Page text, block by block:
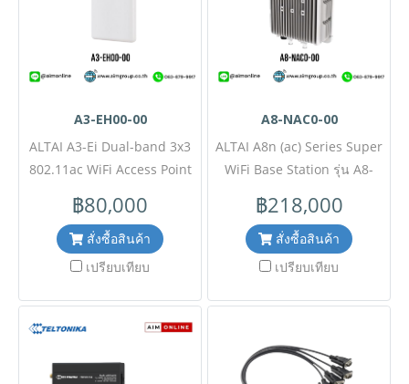
สั่งซื้อ #SI
A3-EH00-00
ALTAI A3-Ei Dual-band 3x3
802.11ac WiFi Access Point
สำหรับงานโครงการติดต่อฝ่าย
ขาย Line ID : @aimonline
ฝ่ายขายโทร: 063-879-9917 (
ค่าขนส่ง , สินค้าสั่งต่างประเทศ
ราคาอาจมีการเปลี่ยนแปลง
แจ้งให้ทราบล่วงหน้า) เช็ค
฿80,000
สั่งซื้อสินค้า
เปรียบเทียบ
A8-NAC0-00
ALTAI A8n (ac) Series Super
WiFi Base Station รุ่น A8-
802.11a/b/g/n/ac AP
hardware (PoE power) , 1 x
802.11a/n/ac radio (2
base station mounting kit ,
ราคาพิเศษสำหรับงานโครงการ
ติดต่อฝ่ายขาย Line ID :
฿218,000
สั่งซื้อสินค้า
เปรียบเทียบ